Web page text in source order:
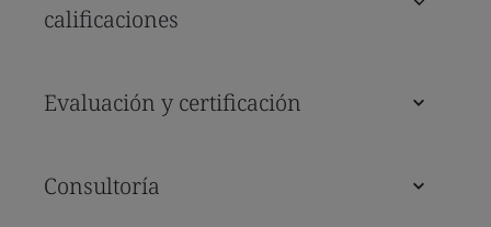
calificaciones
Evaluación y certificación
Consultoría